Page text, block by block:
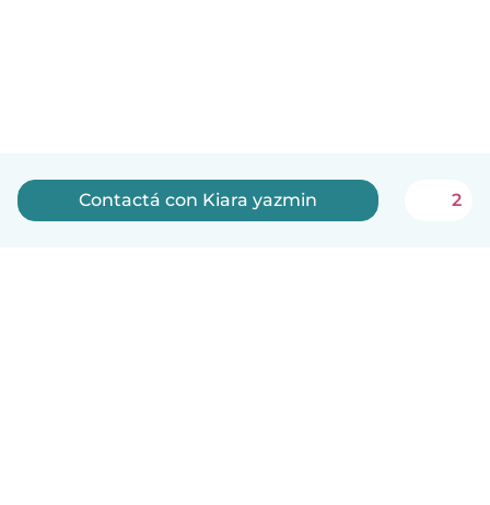
Contactá con Kiara yazmin 2